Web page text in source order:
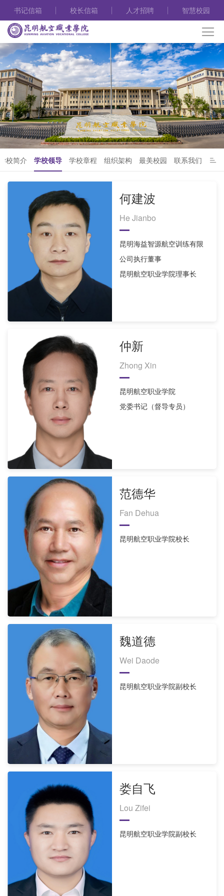
书记信箱 校长信箱 人才招聘 智慧校园
校简介 学校领导 学校章程 组织架构 最美校园 联系我们
何建波
He Jianbo
昆明海益智源航空训练有限
公司执行董事
昆明航空职业学院理事长
仲新
Zhong Xin
昆明航空职业学院
党委书记（督导专员）
范德华
Fan Dehua
昆明航空职业学院校长
魏道德
Wei Daode
昆明航空职业学院副校长
娄自飞
Lou Zifei
昆明航空职业学院副校长